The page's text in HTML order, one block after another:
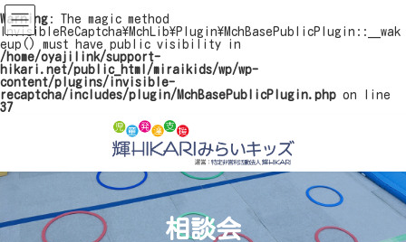
Warning : The magic method
InvisibleReCaptcha\MchLib\Plugin\MchBasePublicPlugin::__wak
eup() must have public visibility in
/home/oyajilink/support-
hikari.net/public_html/miraikids/wp/wp-
content/plugins/invisible-
recaptcha/includes/plugin/MchBasePublicPlugin.php on line
37
ツ
ッ
シ
移
相談会